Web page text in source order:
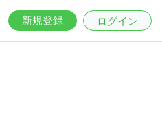
新規登録 ログイン